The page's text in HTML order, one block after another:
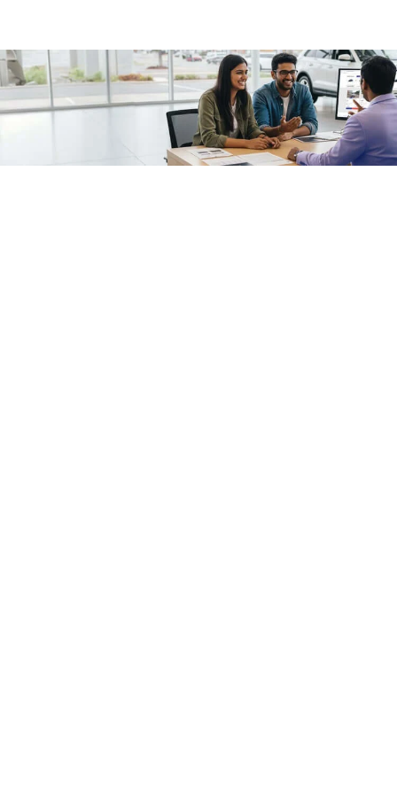
/fragments/plp-details